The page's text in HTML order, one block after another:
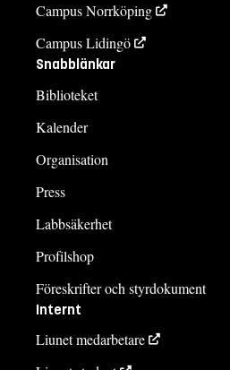
Campus Norrköping
Campus Lidingö
Snabblänkar
Biblioteket
Kalender
Organisation
Press
Labbsäkerhet
Profilshop
Föreskrifter och styrdokument
Internt
Liunet medarbetare